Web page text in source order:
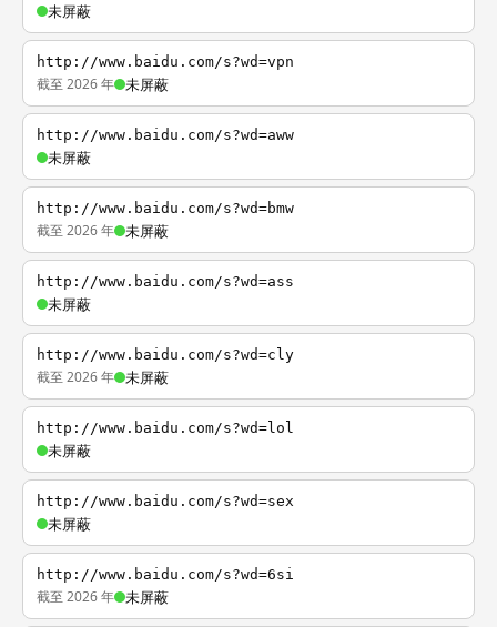
未屏蔽
http://www.baidu.com/s?wd=vpn
截至 2026 年 未屏蔽
http://www.baidu.com/s?wd=aww
未屏蔽
http://www.baidu.com/s?wd=bmw
截至 2026 年 未屏蔽
http://www.baidu.com/s?wd=ass
未屏蔽
http://www.baidu.com/s?wd=cly
截至 2026 年 未屏蔽
http://www.baidu.com/s?wd=lol
未屏蔽
http://www.baidu.com/s?wd=sex
未屏蔽
http://www.baidu.com/s?wd=6si
截至 2026 年 未屏蔽